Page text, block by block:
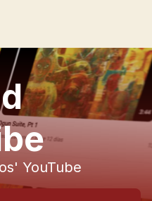
YouTube